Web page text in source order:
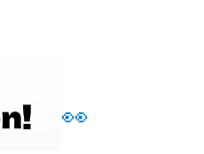
👀